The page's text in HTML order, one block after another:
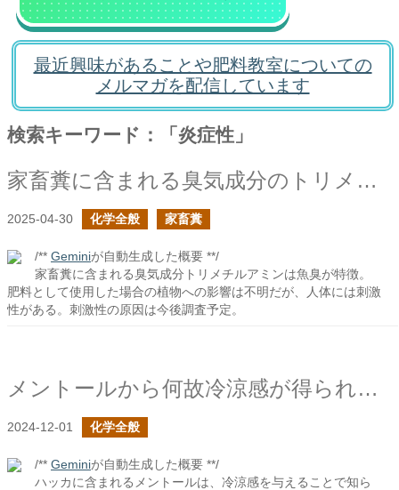
最近興味があることや肥料教室についての
メルマガを配信しています
検索キーワード：「炎症性」
家畜糞に含まれる臭気成分のトリメチルアミン
2025-04-30 化学全般 家畜糞
/** Geminiが自動生成した概要 **/
家畜糞に含まれる臭気成分トリメチルアミンは魚臭が特徴。
肥料として使用した場合の植物への影響は不明だが、人体には刺激
性がある。刺激性の原因は今後調査予定。
メントールから何故冷涼感が得られるのか？
2024-12-01 化学全般
/** Geminiが自動生成した概要 **/
ハッカに含まれるメントールは、冷涼感を与えることで知ら